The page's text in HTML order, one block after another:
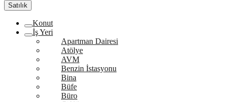
Satılık
Konut
İş Yeri
Apartman Dairesi
Atölye
AVM
Benzin İstasyonu
Bina
Büfe
Büro